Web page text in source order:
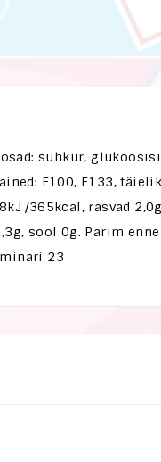
suhkur,
E100, E133,
/365kcal, rasvad
sool 0g. Parim
23